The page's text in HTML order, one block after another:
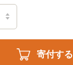
寄付する